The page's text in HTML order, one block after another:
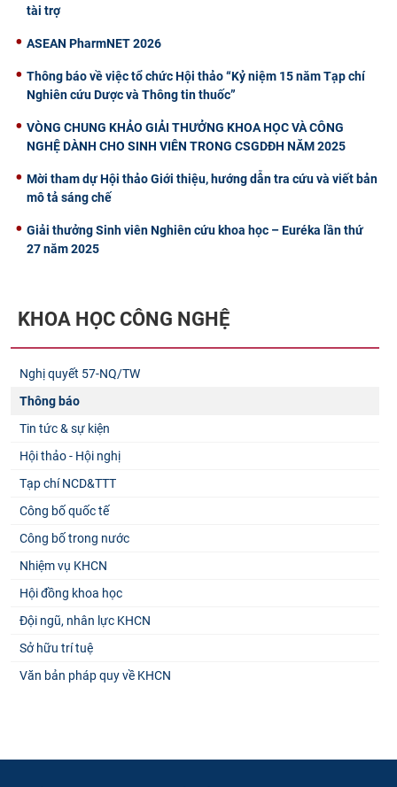
tài trợ
ASEAN PharmNET 2026
Thông báo về việc tổ chức Hội thảo “Kỷ niệm 15 năm Tạp chí
Nghiên cứu Dược và Thông tin thuốc”
VÒNG CHUNG KHẢO GIẢI THƯỞNG KHOA HỌC VÀ CÔNG
NGHỆ DÀNH CHO SINH VIÊN TRONG CSGDĐH NĂM 2025
Mời tham dự Hội thảo Giới thiệu, hướng dẫn tra cứu và viết bản
mô tả sáng chế
Giải thưởng Sinh viên Nghiên cứu khoa học – Euréka lần thứ
27 năm 2025
KHOA HỌC CÔNG NGHỆ
Nghị quyết 57-NQ/TW
Thông báo
Tin tức & sự kiện
Hội thảo - Hội nghị
Tạp chí NCD&TTT
Công bố quốc tế
Công bố trong nước
Nhiệm vụ KHCN
Hội đồng khoa học
Đội ngũ, nhân lực KHCN
Sở hữu trí tuệ
Văn bản pháp quy về KHCN